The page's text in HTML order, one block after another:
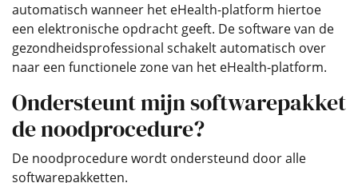
automatisch wanneer het eHealth-platform hiertoe
een elektronische opdracht geeft. De software van de
gezondheidsprofessional schakelt automatisch over
naar een functionele zone van het eHealth-platform.
Ondersteunt mijn softwarepakket
de noodprocedure?
De noodprocedure wordt ondersteund door alle
softwarepakketten.